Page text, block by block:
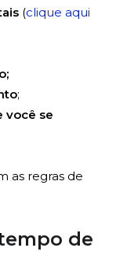
(clique aqui
;
você se
as regras de
de